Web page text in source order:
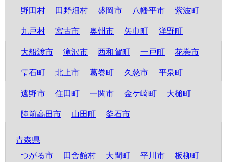
野田村 田野畑村 盛岡市 八幡平市 紫波町
九戸村 宮古市 奥州市 矢巾町 洋野町
大船渡市 滝沢市 西和賀町 一戸町 花巻市
雫石町 北上市 葛巻町 久慈市 平泉町
遠野市 住田町 一関市 金ケ崎町 大槌町
陸前高田市 山田町 釜石市
青森県
つがる市
田舎館村 大間町 平川市 板柳町